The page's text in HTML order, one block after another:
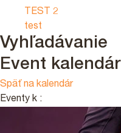
TEST 2
test
Vyhľadávanie
Event kalendár
Späť na kalendár
Eventy k :